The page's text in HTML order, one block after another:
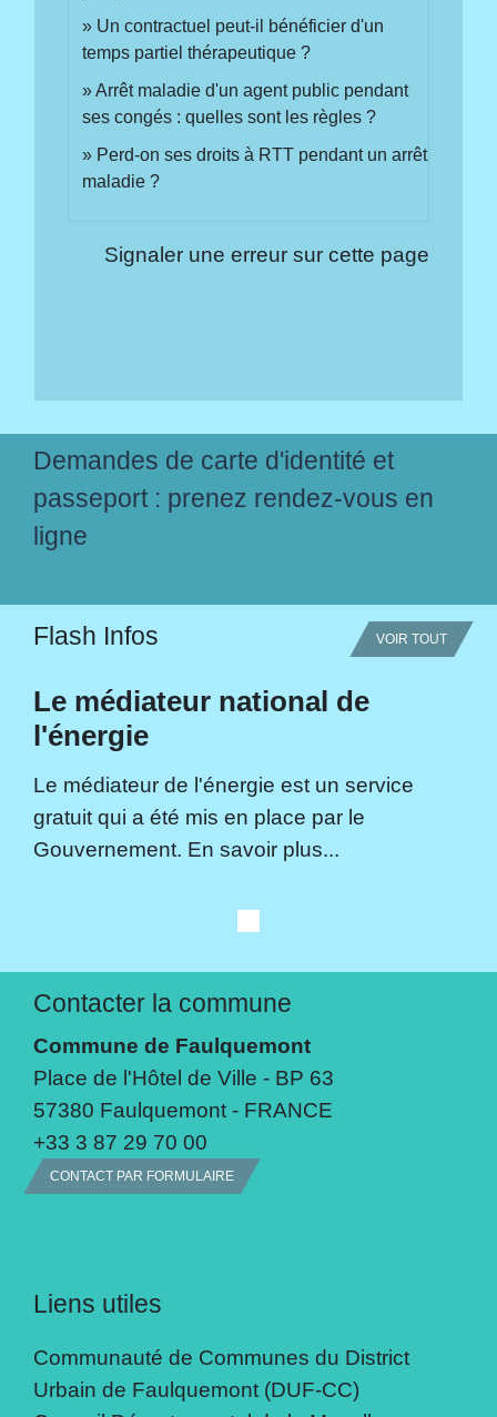
Un contractuel peut-il bénéficier d'un
temps partiel thérapeutique ?
Arrêt maladie d'un agent public pendant
ses congés : quelles sont les règles ?
Perd-on ses droits à RTT pendant un arrêt
maladie ?
Signaler une erreur sur cette page
Demandes de carte d'identité et
passeport : prenez rendez-vous en
ligne
Flash Infos VOIR TOUT
Le médiateur national de
l'énergie
Le médiateur de l'énergie est un service
gratuit qui a été mis en place par le
Gouvernement. En savoir plus...
Contacter la commune
Commune de Faulquemont
Place de l'Hôtel de Ville - BP 63
57380 Faulquemont - FRANCE
+33 3 87 29 70 00
CONTACT PAR FORMULAIRE
Liens utiles
Communauté de Communes du District
Urbain de Faulquemont (DUF-CC)